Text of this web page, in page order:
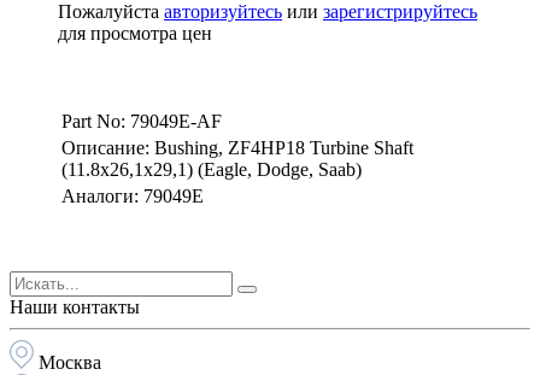
Пожалуйста авторизуйтесь или зарегистрируйтесь
для просмотра цен
Part No: 79049E-AF
Описание: Bushing, ZF4HP18 Turbine Shaft
(11.8x26,1x29,1) (Eagle, Dodge, Saab)
Аналоги: 79049E
Наши контакты
Москва